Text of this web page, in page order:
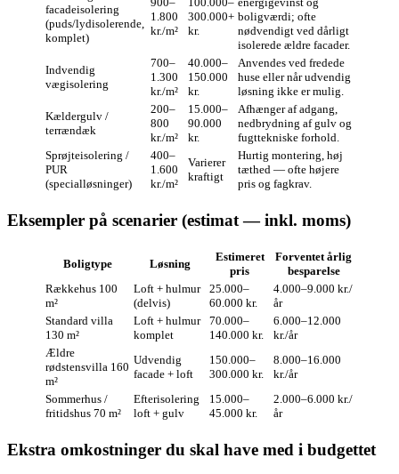
facadeisolering
(puds/lydisolerende,
komplet)
1.800
kr./m²
300.000+
kr.
boligværdi; ofte
nødvendigt ved dårligt
isolerede ældre facader.
Indvendig
vægisolering
700–
1.300
kr./m²
40.000–
150.000
kr.
Anvendes ved fredede
huse eller når udvendig
løsning ikke er mulig.
Kældergulv /
terrændæk
200–
800
kr./m²
15.000–
90.000
kr.
Afhænger af adgang,
nedbrydning af gulv og
fugttekniske forhold.
Sprøjteisolering /
PUR
(specialløsninger)
400–
1.600
kr./m²
Varierer
kraftigt
Hurtig montering, høj
tæthed — ofte højere
pris og fagkrav.
Eksempler på scenarier (estimat — inkl. moms)
Boligtype Løsning
Estimeret
pris
Forventet årlig
besparelse
Rækkehus 100
m²
Loft + hulmur
(delvis)
25.000–
60.000 kr.
4.000–9.000 kr./
år
Standard villa
130 m²
Loft + hulmur
komplet
70.000–
140.000 kr.
6.000–12.000
kr./år
Ældre
rødstensvilla 160
m²
Udvendig
facade + loft
150.000–
300.000 kr.
8.000–16.000
kr./år
Sommerhus /
fritidshus 70 m²
Efterisolering
loft + gulv
15.000–
45.000 kr.
2.000–6.000 kr./
år
Ekstra omkostninger du skal have med i budgettet